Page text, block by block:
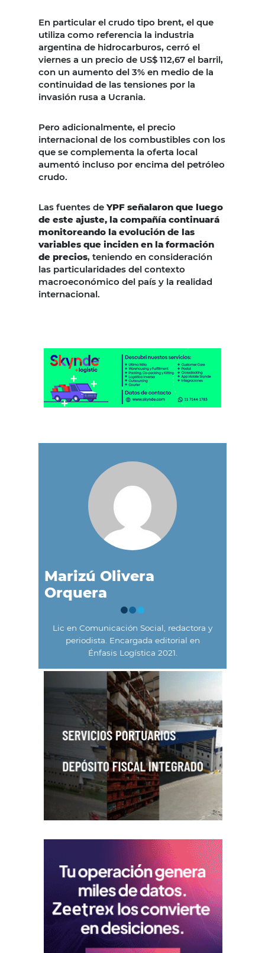
En particular el crudo tipo brent, el que
utiliza como referencia la industria
argentina de hidrocarburos, cerró el
viernes a un precio de US$ 112,67 el barril,
con un aumento del 3% en medio de la
continuidad de las tensiones por la
invasión rusa a Ucrania.
Pero adicionalmente, el precio
internacional de los combustibles con los
que se complementa la oferta local
aumentó incluso por encima del petróleo
crudo.
Las fuentes de YPF señalaron que luego
de este ajuste, la compañía continuará
monitoreando la evolución de las
variables que inciden en la formación
de precios, teniendo en consideración
las particularidades del contexto
macroeconómico del país y la realidad
internacional.
Marizú Olivera
Orquera
Lic en Comunicación Social, redactora y
periodista. Encargada editorial en
Énfasis Logística 2021.